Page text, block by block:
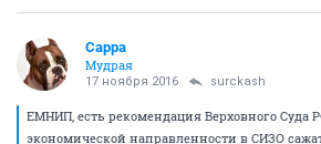
Сарра
Мудрая
17 ноября 2016 surckash
ЕМНИП, есть рекомендация Верховного Суда
экономической направленности в СИЗО